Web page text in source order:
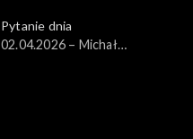
Pytanie dnia
02.04.2026 – Michał